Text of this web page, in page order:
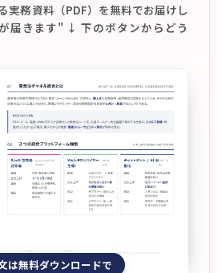
実務資料（PDF）を無料でお届けし
届きます" ↓ 下のボタンからどう
は無料ダウンロードで